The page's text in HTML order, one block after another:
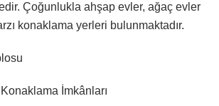
Çoğunlukla ahşap evler, ağaç evler
konaklama yerleri bulunmaktadır.
İmkânları